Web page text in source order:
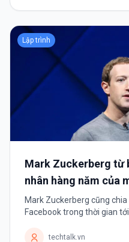
Lập trình
Mark Zuckerberg từ
nhân hàng năm của
Mark Zuckerberg cũng
Facebook trong thời gian tới. Mới đây, CEO của Facebook
cho bản thân mình nữa.
techtalk.vn